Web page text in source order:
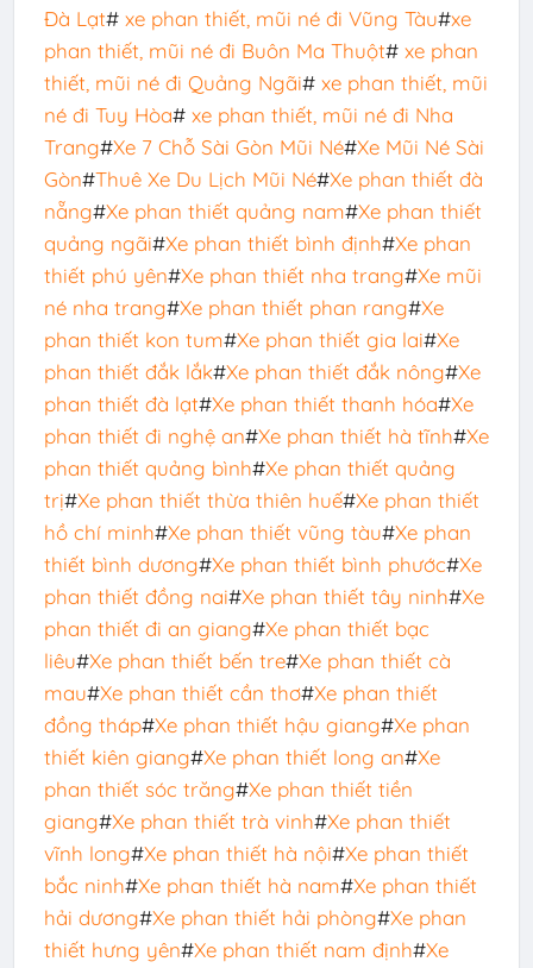
Đà Lạt# xe phan thiết, mũi né đi Vũng Tàu#xe
phan thiết, mũi né đi Buôn Ma Thuột# xe phan
thiết, mũi né đi Quảng Ngãi# xe phan thiết, mũi
né đi Tuy Hòa# xe phan thiết, mũi né đi Nha
Trang#Xe 7 Chỗ Sài Gòn Mũi Né#Xe Mũi Né Sài
Gòn#Thuê Xe Du Lịch Mũi Né#Xe phan thiết đà
nẵng#Xe phan thiết quảng nam#Xe phan thiết
quảng ngãi#Xe phan thiết bình định#Xe phan
thiết phú yên#Xe phan thiết nha trang#Xe mũi
né nha trang#Xe phan thiết phan rang#Xe
phan thiết kon tum#Xe phan thiết gia lai#Xe
phan thiết đắk lắk#Xe phan thiết đắk nông#Xe
phan thiết đà lạt#Xe phan thiết thanh hóa#Xe
phan thiết đi nghệ an#Xe phan thiết hà tĩnh#Xe
phan thiết quảng bình#Xe phan thiết quảng
trị#Xe phan thiết thừa thiên huế#Xe phan thiết
hồ chí minh#Xe phan thiết vũng tàu#Xe phan
thiết bình dương#Xe phan thiết bình phước#Xe
phan thiết đồng nai#Xe phan thiết tây ninh#Xe
phan thiết đi an giang#Xe phan thiết bạc
liêu#Xe phan thiết bến tre#Xe phan thiết cà
mau#Xe phan thiết cần thơ#Xe phan thiết
đồng tháp#Xe phan thiết hậu giang#Xe phan
thiết kiên giang#Xe phan thiết long an#Xe
phan thiết sóc trăng#Xe phan thiết tiền
giang#Xe phan thiết trà vinh#Xe phan thiết
vĩnh long#Xe phan thiết hà nội#Xe phan thiết
bắc ninh#Xe phan thiết hà nam#Xe phan thiết
hải dương#Xe phan thiết hải phòng#Xe phan
thiết hưng yên#Xe phan thiết nam định#Xe